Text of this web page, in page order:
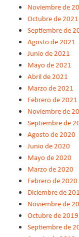
Noviembre de
Octubre de 2021
Septiembre de
Agosto de 2021
Junio de 2021
Mayo de 2021
Abril de 2021
Marzo de 2021
Febrero de 2021
Noviembre de
Septiembre de
Agosto de 2020
Junio de 2020
Mayo de 2020
Marzo de 2020
Febrero de 2020
Diciembre de
Noviembre de
Octubre de 2019
Septiembre de